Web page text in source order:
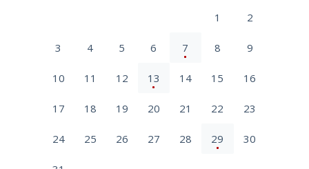
1 2
3 4 5 6 7 8 9
10 11 12 13 14 15 16
17 18 19 20 21 22 23
24 25 26 27 28 29 30